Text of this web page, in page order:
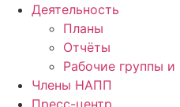
Деятельность
Планы
Отчёты
Рабочие группы и
Члены НАПП
Пресс-центр